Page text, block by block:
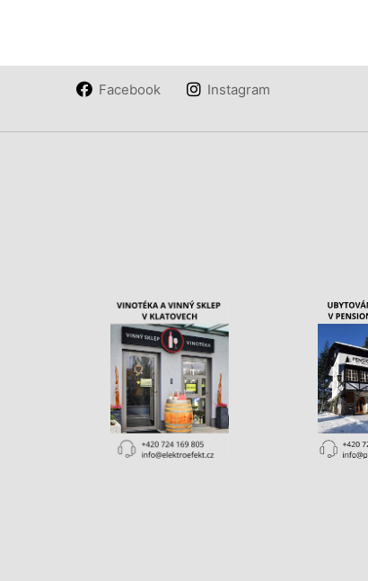
Facebook Instagram